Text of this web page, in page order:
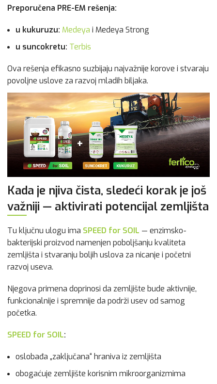
Preporučena PRE-EM rešenja:
u kukuruzu: Medeya i Medeya Strong
u suncokretu: Terbis
Ova rešenja efikasno suzbijaju najvažnije korove i stvaraju
povoljne uslove za razvoj mladih biljaka.
Kada je njiva čista, sledeći korak je još
važniji — aktivirati potencijal zemljišta
Tu ključnu ulogu ima SPEED for SOIL — enzimsko-
bakterijski proizvod namenjen poboljšanju kvaliteta
zemljišta i stvaranju boljih uslova za nicanje i početni
razvoj useva.
Njegova primena doprinosi da zemljište bude aktivnije,
funkcionalnije i spremnije da podrži usev od samog
početka.
SPEED for SOIL:
oslobađa „zaključana“ hraniva iz zemljišta
obogaćuje zemljište korisnim mikroorganizmima